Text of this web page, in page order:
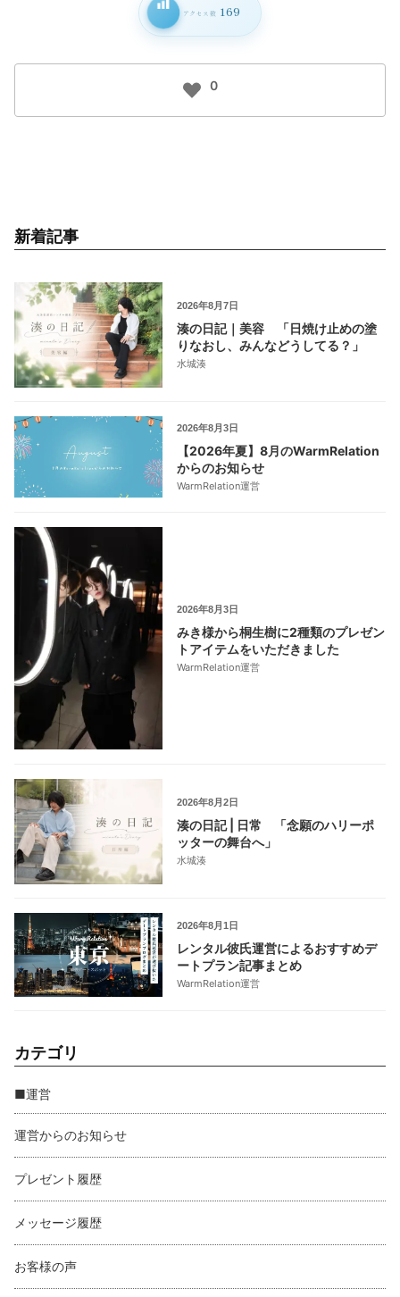
アクセス数 169
0
新着記事
2026年8月7日
湊の日記｜美容 「日焼け止めの塗
りなおし、みんなどうしてる？」
水城湊
2026年8月3日
【2026年夏】8月のWarmRelation
からのお知らせ
WarmRelation運営
2026年8月3日
みき様から桐生樹に2種類のプレゼン
トアイテムをいただきました
WarmRelation運営
2026年8月2日
湊の日記 | 日常 「念願のハリーポ
ッターの舞台へ」
水城湊
2026年8月1日
レンタル彼氏運営によるおすすめデ
ートプラン記事まとめ
WarmRelation運営
カテゴリ
■運営
運営からのお知らせ
プレゼント履歴
メッセージ履歴
お客様の声